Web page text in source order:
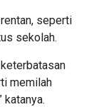
seperti
sekolah.
keterbatasan
memilah
katanya.